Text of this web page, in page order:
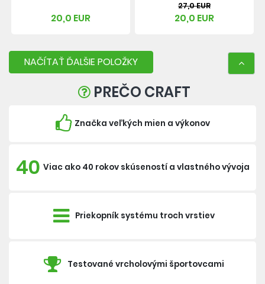
20,0 EUR
27,0 EUR
20,0 EUR
NAČÍTAŤ ĎALŠIE POLOŽKY
PREČO CRAFT
Značka veľkých mien a výkonov
40 Viac ako 40 rokov skúseností a vlastného vývoja
Priekopník systému troch vrstiev
Testované vrcholovými športovcami